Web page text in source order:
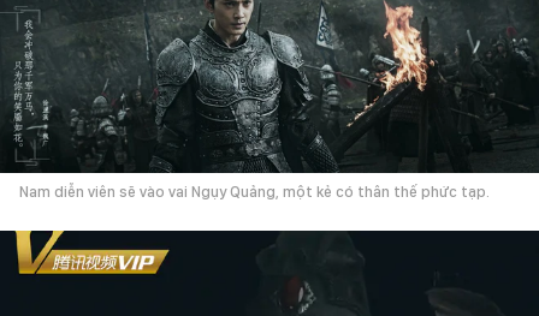
Nam diễn viên sẽ vào vai Ngụy Quảng, một kẻ có thân thế phức tạp.